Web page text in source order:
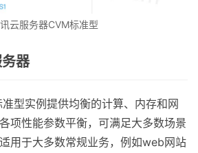
云服务器CVM标准型
器
型实例提供均衡的计算、内存和网
项性能参数平衡，可满足大多数场景
用于大多数常规业务，例如web网站